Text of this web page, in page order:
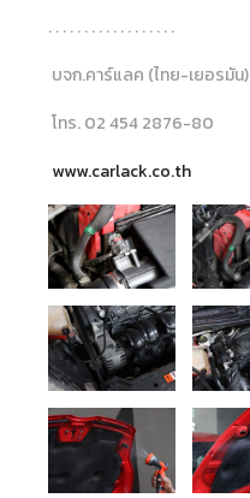
. . . . . . . . . . . . . . . . . .
บจก.คาร์แลค (ไทย-เยอรมัน)
โทร. 02 454 2876-80
www.carlack.co.th